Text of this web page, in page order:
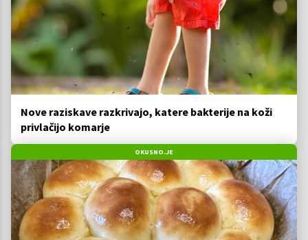
Nove raziskave razkrivajo, katere bakterije na koži
privlačijo komarje
OKUSNO.JE